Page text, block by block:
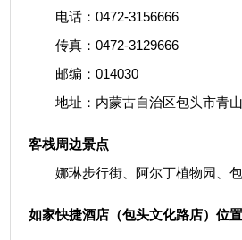
电话：0472-3156666
传真：0472-3129666
邮编：014030
地址：内蒙古自治区包头市青山
客栈周边景点
娜琳步行街、阿尔丁植物园、包
如家快捷酒店（包头文化路店）位